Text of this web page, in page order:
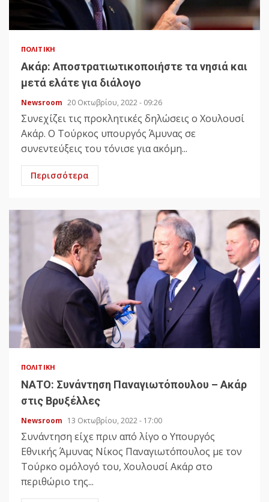
ΠΟΛΙΤΙΚΉ
Ακάρ: Αποστρατιωτικοποιήστε τα νησιά και
μετά ελάτε για διάλογο
Newsroom 20 Οκτωβρίου, 2022 - 09:26
Συνεχίζει τις προκλητικές δηλώσεις ο Χουλουσί
Ακάρ. Ο Τούρκος υπουργός Άμυνας σε
συνεντεύξεις του τόνισε για ακόμη...
Περισσότερα
ΠΟΛΙΤΙΚΉ
ΝΑΤΟ: Συνάντηση Παναγιωτόπουλου – Ακάρ
στις Βρυξέλλες
Newsroom 13 Οκτωβρίου, 2022 - 17:00
Συνάντηση είχε πριν από λίγο ο Υπουργός
Εθνικής Άμυνας Νίκος Παναγιωτόπουλος με τον
Τούρκο ομόλογό του, Χουλουσί Ακάρ στο
περιθώριο της...